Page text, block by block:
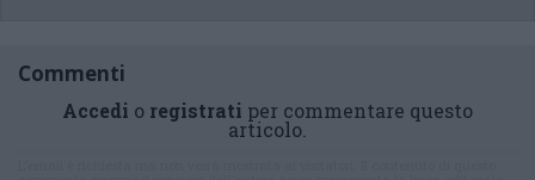
Commenti
Accedi o registrati per commentare questo
articolo.